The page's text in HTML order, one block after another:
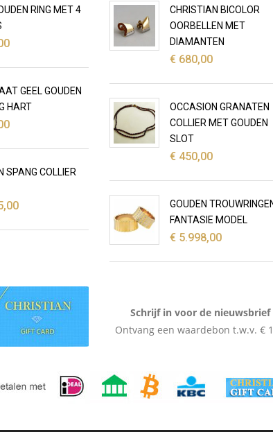
RING MET 4
GEEL GOUDEN
HART
SPANG COLLIER
CHRISTIAN BICOLOR
OORBELLEN MET
DIAMANTEN
€680,00
OCCASION GRANATEN
COLLIER MET GOUDEN
SLOT
€450,00
GOUDEN
FANTASIE MODEL
€5.998,00
Schrijf in voor de nieuwsbrief
Ontvang een waardebon t.w.v. €